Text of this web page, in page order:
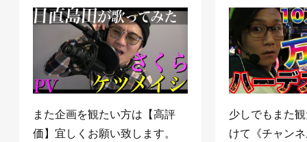
また企画を観たい方は【高評
価】宜しくお願い致します。
少しでもまた
けて《チャン